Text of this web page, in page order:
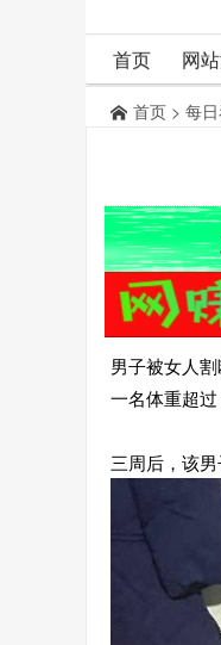
首页 网
首页 > 每
男子被女人
一名体重超
三周后，该